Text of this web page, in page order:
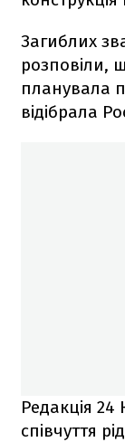
Загиблих
розповіли,
планувала
відібрала
Редакція
співчуття